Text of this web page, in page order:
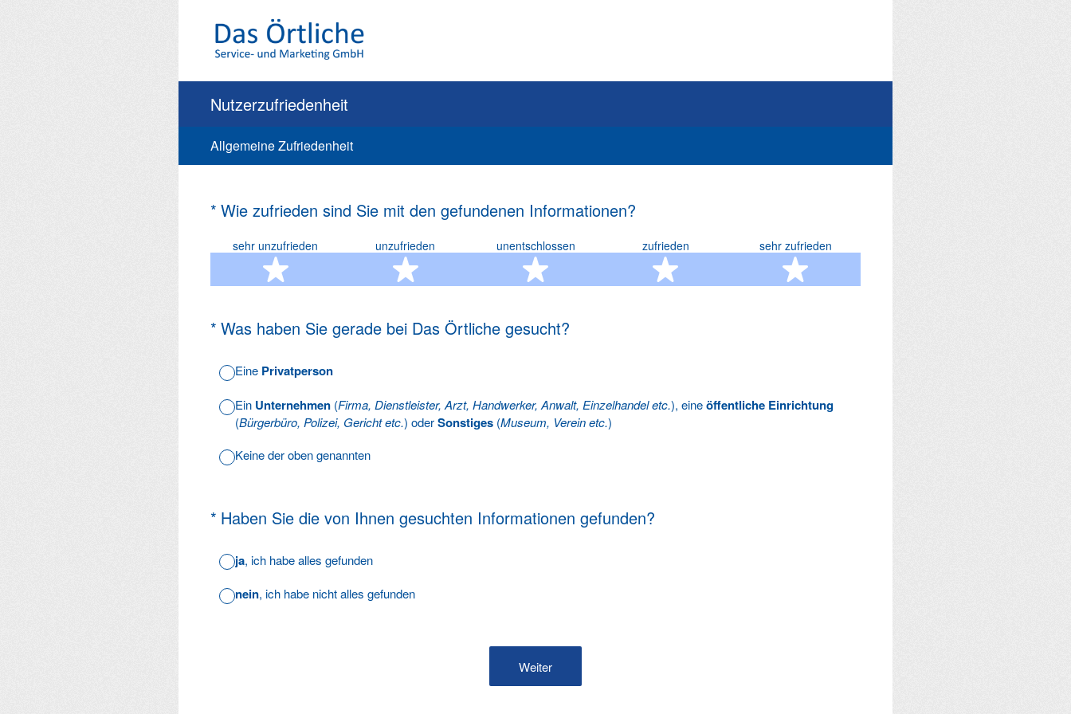
Nutzerzufriedenheit
Allgemeine Zufriedenheit
* Wie zufrieden sind Sie mit den gefundenen Informationen?
(Erforderlich.)
sehr unzufrieden
1 Stern
unzufrieden
2 Sterne
unentschlossen
3 Sterne
zufrieden
4 Sterne
sehr zufrieden
5 Sterne
* Was haben Sie gerade bei Das Örtliche gesucht?
(Erforderlich.)
Eine Privatperson
Ein Unternehmen (Firma, Dienstleister, Arzt, Handwerker, Anwalt, Einzelhandel etc.), eineöffentliche Einrichtung
(Bürgerbüro, Polizei, Gericht etc.) oderSonstiges (Museum, Verein etc.)
Keine der oben genannten
* Haben Sie die von Ihnen gesuchten Informationen gefunden?
(Erforderlich.)
ja, ich habe alles gefunden
nein, ich habe nicht alles gefunden
Weiter